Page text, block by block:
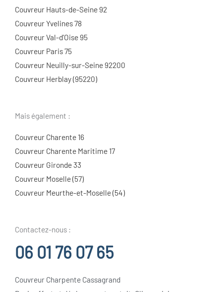
Couvreur Hauts-de-Seine 92
Couvreur Yvelines 78
Couvreur Val-d’Oise 95
Couvreur Paris 75
Couvreur Neuilly-sur-Seine 92200
Couvreur Herblay (95220)
Mais également :
Couvreur Charente 16
Couvreur Charente Maritime 17
Couvreur Gironde 33
Couvreur Moselle (57)
Couvreur Meurthe-et-Moselle (54)
Contactez-nous :
06 01 76 07 65
Couvreur Charpente Cassagrand